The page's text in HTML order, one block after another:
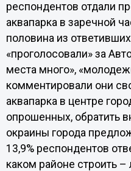
респондентов отдали
аквапарка в заречной
половина из
«проголосовали» за
места много»,
комментировали они
аквапарка в центре
опрошенных, обратить
окраины города
13,9% респондентов
каком районе строить